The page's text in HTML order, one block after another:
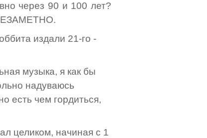
через 90 и 100 лет?
издали 21-го -
музыка, я как бы
надуваюсь
есть чем гордиться,
целиком, начиная с 1